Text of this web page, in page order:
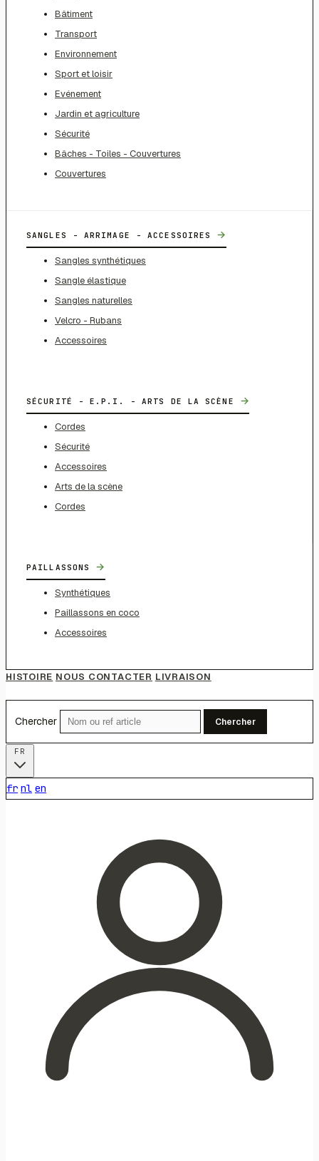
Bâtiment
Transport
Environnement
Sport et loisir
Evénement
Jardin et agriculture
Sécurité
Bâches - Toiles - Couvertures
Couvertures
SANGLES - ARRIMAGE - ACCESSOIRES →
Sangles synthétiques
Sangle élastique
Sangles naturelles
Velcro - Rubans
Accessoires
SÉCURITÉ - E.P.I. - ARTS DE LA SCÈNE →
Cordes
Sécurité
Accessoires
Arts de la scène
Cordes
PAILLASSONS →
Synthétiques
Paillassons en coco
Accessoires
HISTOIRE NOUS CONTACTER LIVRAISON
Chercher Chercher
fr nl en